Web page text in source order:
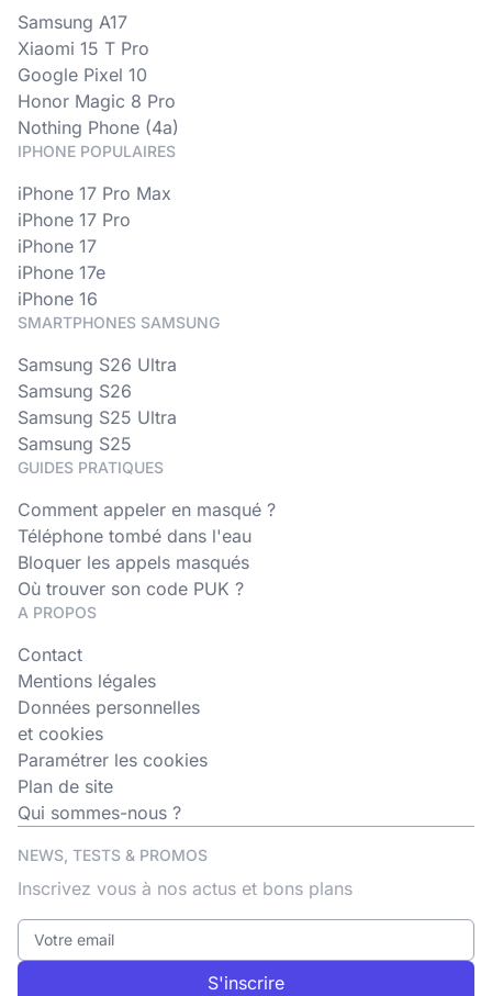
Samsung A17
Xiaomi 15 T Pro
Google Pixel 10
Honor Magic 8 Pro
Nothing Phone (4a)
IPHONE POPULAIRES
iPhone 17 Pro Max
iPhone 17 Pro
iPhone 17
iPhone 17e
iPhone 16
SMARTPHONES SAMSUNG
Samsung S26 Ultra
Samsung S26
Samsung S25 Ultra
Samsung S25
GUIDES PRATIQUES
Comment appeler en masqué ?
Téléphone tombé dans l'eau
Bloquer les appels masqués
Où trouver son code PUK ?
A PROPOS
Contact
Mentions légales
Données personnelles
et cookies
Paramétrer les cookies
Plan de site
Qui sommes-nous ?
NEWS, TESTS & PROMOS
Inscrivez vous à nos actus et bons plans
S'inscrire